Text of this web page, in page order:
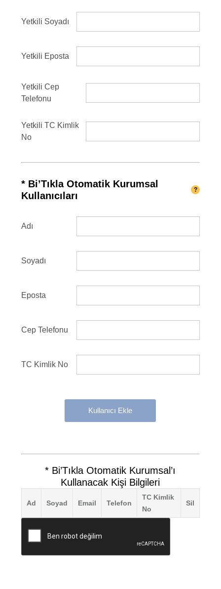
Yetkili Soyadı
Yetkili Eposta
Yetkili Cep
Telefonu
Yetkili TC Kimlik
No
* Bi’Tıkla Otomatik Kurumsal
Kullanıcıları
?
Adı
Soyadı
Eposta
Cep Telefonu
TC Kimlik No
Kullanıcı Ekle
* Bi’Tıkla Otomatik Kurumsal’ı
Kullanacak Kişi Bilgileri
Ad Soyad Email Telefon
TC Kimlik
No
Sil